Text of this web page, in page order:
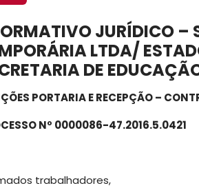
JURÍDICO –
LTDA/
DE
PORTARIA E RECEPÇÃO –
Nº 0000086-47.2016.5.0421
trabalhadores,